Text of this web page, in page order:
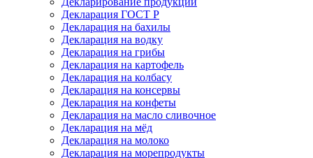
Декларация ГОСТ Р
Декларация на бахилы
Декларация на водку
Декларация на грибы
Декларация на картофель
Декларация на колбасу
Декларация на консервы
Декларация на конфеты
Декларация на масло сливочное
Декларация на мёд
Декларация на молоко
Декларация на морепродукты